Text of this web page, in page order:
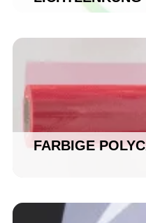
FARBIGE